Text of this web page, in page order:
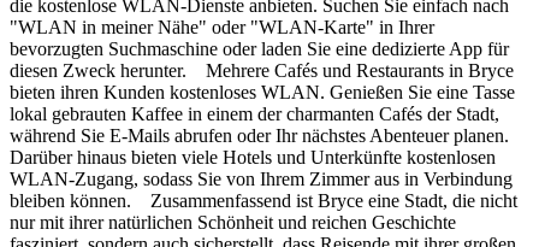
die kostenlose WLAN-Dienste anbieten. Suchen Sie einfach nach
"WLAN in meiner Nähe" oder "WLAN-Karte" in Ihrer
bevorzugten Suchmaschine oder laden Sie eine dedizierte App für
diesen Zweck herunter. Mehrere Cafés und Restaurants in Bryce
bieten ihren Kunden kostenloses WLAN. Genießen Sie eine Tasse
lokal gebrauten Kaffee in einem der charmanten Cafés der Stadt,
während Sie E-Mails abrufen oder Ihr nächstes Abenteuer planen.
Darüber hinaus bieten viele Hotels und Unterkünfte kostenlosen
WLAN-Zugang, sodass Sie von Ihrem Zimmer aus in Verbindung
bleiben können. Zusammenfassend ist Bryce eine Stadt, die nicht
nur mit ihrer natürlichen Schönheit und reichen Geschichte